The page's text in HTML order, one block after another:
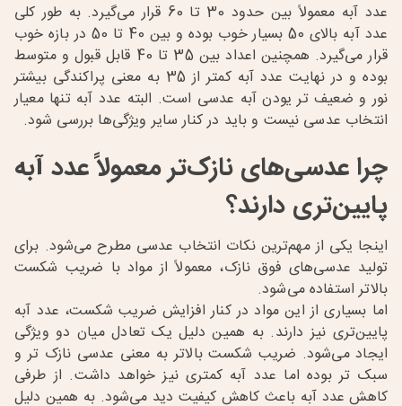
عدد آبه معمولاً بین حدود 30 تا 60 قرار می‌گیرد. به طور کلی
عدد آبه بالای 50 بسیار خوب بوده و بین 40 تا 50 در بازه خوب
قرار می‌گیرد. همچنین اعداد بین 35 تا 40 قابل قبول و متوسط
بوده و در نهایت عدد آبه کمتر از 35 به معنی پراکندگی بیشتر
نور و ضعیف تر یودن آبه عدسی است. البته عدد آبه تنها معیار
انتخاب عدسی نیست و باید در کنار سایر ویژگی‌ها بررسی شود.
چرا عدسی‌های نازک‌تر معمولاً عدد آبه
پایین‌تری دارند؟
اینجا یکی از مهم‌ترین نکات انتخاب عدسی مطرح می‌شود. برای
تولید عدسی‌های فوق نازک، معمولاً از مواد با ضریب شکست
بالاتر استفاده می‌شود.
اما بسیاری از این مواد در کنار افزایش ضریب شکست، عدد آبه
پایین‌تری نیز دارند. به همین دلیل یک تعادل میان دو ویژگی
ایجاد می‌شود. ضریب شکست بالاتر به معنی عدسی نازک تر و
سبک تر بوده اما عدد آبه کمتری نیز خواهد داشت. از طرفی
کاهش عدد آبه باعث کاهش کیفیت دید می‌شود. به همین دلیل